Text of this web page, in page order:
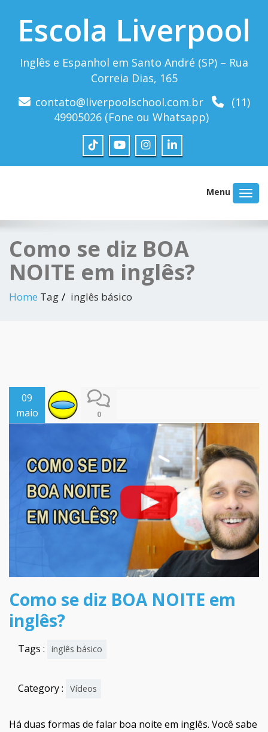
Escola Liverpool
Inglês e Espanhol em Santo André (SP) – Rua
Correia Dias, 165
contato@liverpoolschool.com.br
(11)
49905026 (Fone ou Whatsapp)
Menu
Como se diz BOA
NOITE em inglês?
Home Tag inglês básico
09
maio
2019
0
Como se diz BOA NOITE em
inglês?
Tags : inglês básico
Category : Vídeos
Há duas formas de falar boa noite em inglês. Você sabe